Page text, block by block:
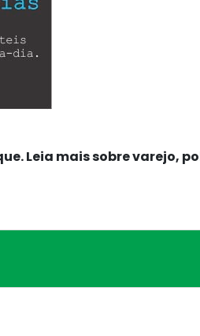
Leia mais sobre varejo,